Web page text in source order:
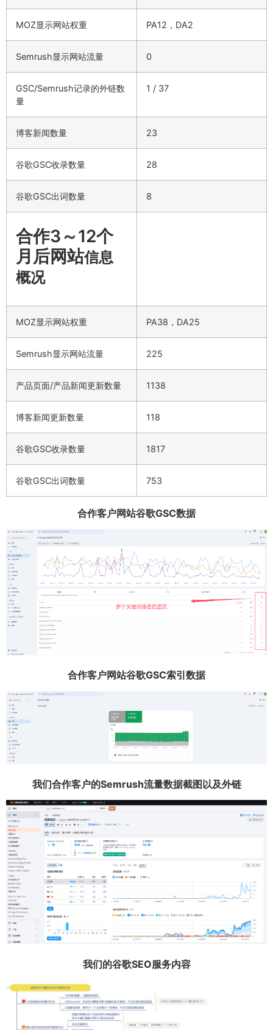
MOZ显示网站权重 PA12，DA2
Semrush显示网站流量 0
GSC/Semrush记录的外链数
量
1 / 37
博客新闻数量 23
谷歌GSC收录数量 28
谷歌GSC出词数量 8
合作3～12个
月后网站信息
概况
MOZ显示网站权重 PA38，DA25
Semrush显示网站流量 225
产品页面/产品新闻更新数量 1138
博客新闻更新数量 118
谷歌GSC收录数量 1817
谷歌GSC出词数量 753
合作客户网站谷歌GSC数据
合作客户网站谷歌GSC索引数据
我们合作客户的Semrush流量数据截图以及外链
我们的谷歌SEO服务内容